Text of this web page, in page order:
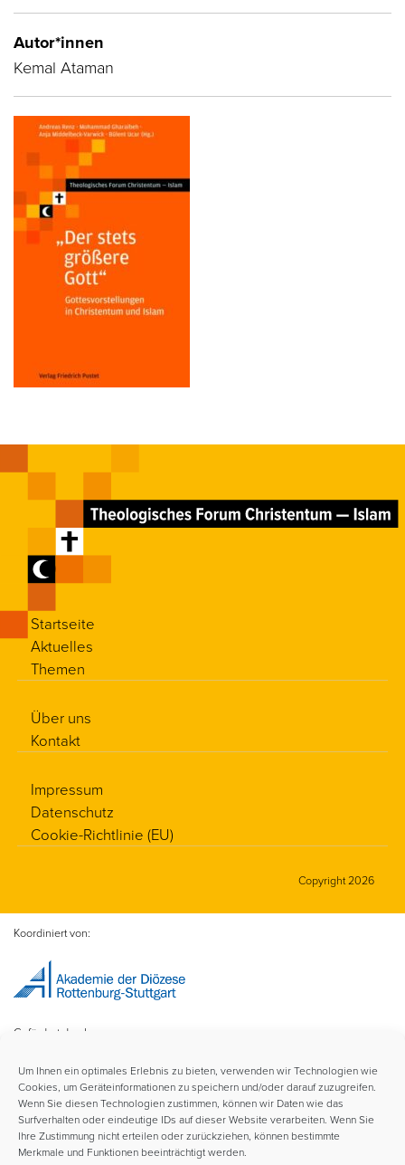
Um Ihnen ein optimales Erlebnis zu bieten, verwenden wir Technologien wie
Cookies, um Geräteinformationen zu speichern und/oder darauf zuzugreifen.
Wenn Sie diesen Technologien zustimmen, können wir Daten wie das
Surfverhalten oder eindeutige IDs auf dieser Website verarbeiten. Wenn Sie
Ihre Zustimmung nicht erteilen oder zurückziehen, können bestimmte
Merkmale und Funktionen beeinträchtigt werden.
Autor*innen
Kemal Ataman
Startseite
Aktuelles
Themen
Über uns
Kontakt
Impressum
Datenschutz
Cookie-Richtlinie (EU)
Copyright 2026
Koordiniert von:
Gefördert durch: